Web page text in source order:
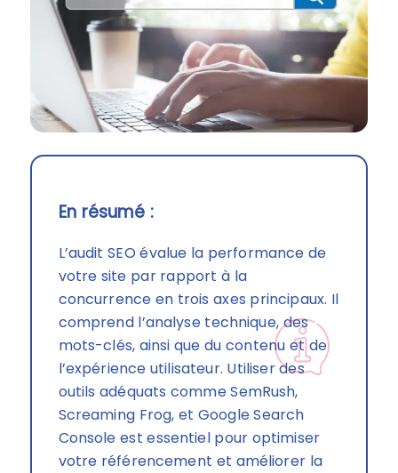
En résumé :
L’audit SEO évalue la performance de
votre site par rapport à la
concurrence en trois axes principaux. Il
comprend l’analyse technique, des
mots-clés, ainsi que du contenu et de
l’expérience utilisateur. Utiliser des
outils adéquats comme SemRush,
Screaming Frog, et Google Search
Console est essentiel pour optimiser
votre référencement et améliorer la